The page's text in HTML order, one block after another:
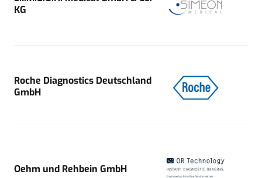
KG
Roche Diagnostics Deutschland
GmbH
Oehm und Rehbein GmbH